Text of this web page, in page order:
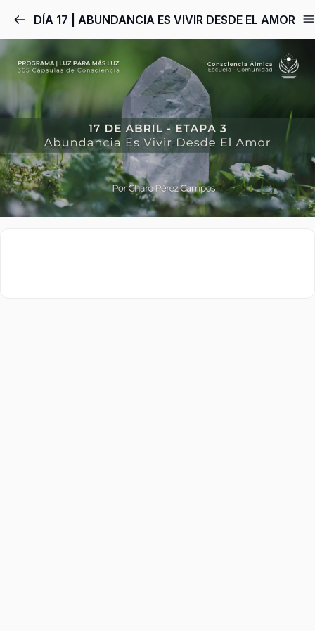
DÍA 17 | ABUNDANCIA ES VIVIR DESDE EL AMOR